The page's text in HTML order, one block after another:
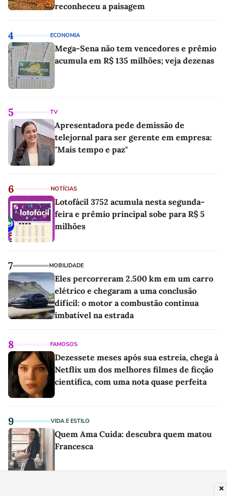
reconheceu a paisagem
4 ECONOMIA
Mega-Sena não tem vencedores e prêmio
acumula em R$ 135 milhões; veja dezenas
5 TV
Apresentadora pede demissão de
telejornal para ser gerente em empresa:
"Mais tempo e paz"
6 NOTÍCIAS
Lotofácil 3752 acumula nesta segunda-
feira e prêmio principal sobe para R$ 5
milhões
7 MOBILIDADE
Eles percorreram 2.500 km em um carro
elétrico e chegaram a uma conclusão
difícil: o motor a combustão continua
imbatível na estrada
8 FAMOSOS
Dezessete meses após sua estreia, chega à
Netflix um dos melhores filmes de ficção
científica, com uma nota quase perfeita
9 VIDA E ESTILO
Quem Ama Cuida: descubra quem matou
Francesca